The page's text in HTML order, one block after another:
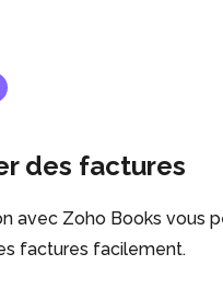
des factures
avec Zoho Books vous
factures facilement.